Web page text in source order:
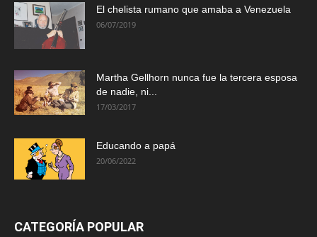
El chelista rumano que amaba a Venezuela
06/07/2019
Martha Gellhorn nunca fue la tercera esposa
de nadie, ni...
17/03/2017
Educando a papá
20/06/2022
CATEGORÍA POPULAR